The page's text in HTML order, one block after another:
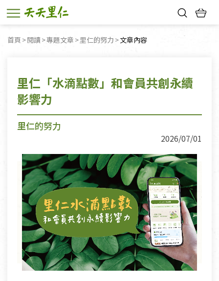
首頁 閱讀 專題文章 里仁的努力 目前頁面：
文章內容
里仁「水滴點數」和會員共創永續
影響力
里仁的努力
2026/07/01